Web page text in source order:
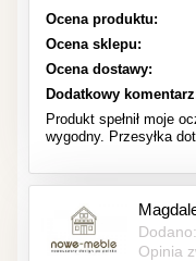
Ocena produktu:
Ocena sklepu:
Ocena dostawy:
Dodatkowy
Produkt spełnił moje
wygodny. Przesyłka
Opinia